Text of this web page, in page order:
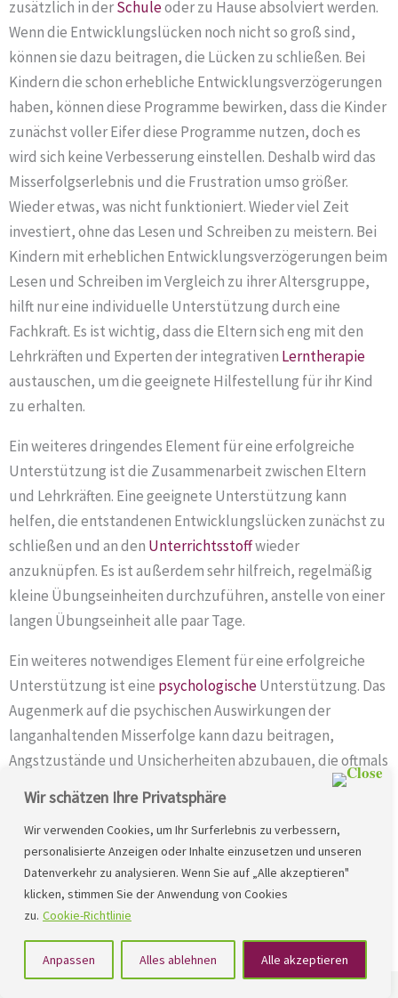
Wir schätzen Ihre Privatsphäre
Wir verwenden Cookies, um Ihr Surferlebnis zu verbessern,
personalisierte Anzeigen oder Inhalte einzusetzen und unseren
Datenverkehr zu analysieren. Wenn Sie auf „Alle akzeptieren"
klicken, stimmen Sie der Anwendung von Cookies
zu. Cookie-Richtlinie
Anpassen Alles ablehnen Alle akzeptieren
zusätzlich in derSchuleoder zu Hause absolviert werden.
Wenn die Entwicklungslücken noch nicht so groß sind,
können sie dazu beitragen, die Lücken zu schließen. Bei
Kindern die schon erhebliche Entwicklungsverzögerungen
haben, können diese Programme bewirken, dass die Kinder
zunächst voller Eifer diese Programme nutzen, doch es
wird sich keine Verbesserung einstellen. Deshalb wird das
Misserfolgserlebnis und die Frustration umso größer.
Wieder etwas, was nicht funktioniert. Wieder viel Zeit
investiert, ohne das Lesen und Schreiben zu meistern. Bei
Kindern mit erheblichen Entwicklungsverzögerungen beim
Lesen und Schreiben im Vergleich zu ihrer Altersgruppe,
hilft nur eine individuelle Unterstützung durch eine
Fachkraft. Es ist wichtig, dass die Eltern sich eng mit den
Lehrkräften und Experten der integrativen Lerntherapie
austauschen, um die geeignete Hilfestellung für ihr Kind
zu erhalten.
Ein weiteres dringendes Element für eine erfolgreiche
Unterstützung ist die Zusammenarbeit zwischen Eltern
und Lehrkräften. Eine geeignete Unterstützung kann
helfen, die entstandenen Entwicklungslücken zunächst zu
schließen und an den Unterrichtsstoffwieder
anzuknüpfen. Es ist außerdem sehr hilfreich, regelmäßig
kleine Übungseinheiten durchzuführen, anstelle von einer
langen Übungseinheit alle paar Tage.
Ein weiteres notwendiges Element für eine erfolgreiche
Unterstützung ist eine psychologischeUnterstützung. Das
Augenmerk auf die psychischen Auswirkungen der
langanhaltenden Misserfolge kann dazu beitragen,
Angstzustände und Unsicherheiten abzubauen, die oftmals
bei Rechtschreib-Schwierigkeiten vorhanden sind. In der
integrativenLerntherapiewird den Kindern auch dabei
geholfen, positive Gewohnheiten im Umgang mit dem
Lernstoff zu entwickeln und ihn ohne Stress anzugehen. Bei
sehr schwerwiegenden psychologischen Auswirkungen
aufgrund derlanganhaltenden